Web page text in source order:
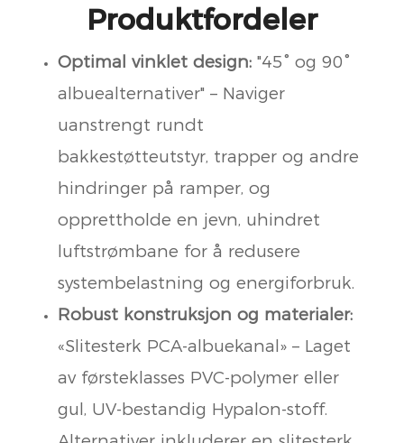
Produktfordeler
Optimal vinklet design:"45° og 90°
albuealternativer" – Naviger
uanstrengt rundt
bakkestøtteutstyr, trapper og andre
hindringer på ramper, og
opprettholde en jevn, uhindret
luftstrømbane for å redusere
systembelastning og energiforbruk.
Robust konstruksjon og materialer:
«Slitesterk PCA-albuekanal» – Laget
av førsteklasses PVC-polymer eller
gul, UV-bestandig Hypalon-stoff.